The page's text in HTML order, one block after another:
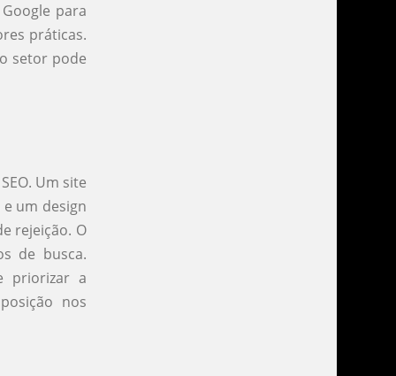
para
práticas.
setor pode
Um site
um design
rejeição. O
de busca.
priorizar a
nos